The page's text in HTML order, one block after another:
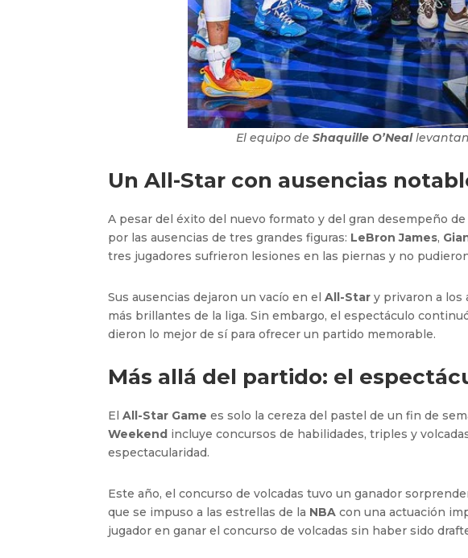
El equipo de Shaquille O’Neal
Un All-Star con ausencias
A pesar del éxito del nuevo formato y del gran desempeño de
por las ausencias de tres grandes figuras: LeBron James,
tres jugadores sufrieron lesiones en las piernas y no
Sus ausencias dejaron un vacío en elAll-Star y privaron a los
más brillantes de la liga. Sin embargo, el espectáculo
dieron lo mejor de sí para ofrecer un partido memorable.
Más allá del partido: el
ElAll-Star Game es solo la cereza del pastel de un fin de
Weekend incluye concursos de habilidades, triples y
espectacularidad.
Este año, el concurso de volcadas tuvo un ganador
que se impuso a las estrellas de la NBA con una actuación
jugador en ganar el concurso de volcadas sin haber sido